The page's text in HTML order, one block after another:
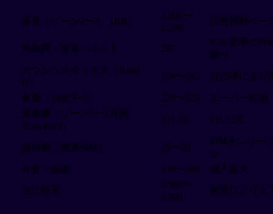
家賃（ゾーン2〜3、1BR）
1,800〜
2,200
広告賃料ベー
光熱費・水道・ネット 287
85㎡基準の
調べ
カウンシルタックス（Band
D）
158〜192 自治体により
食費（自炊中心） 220〜320
スーパー利用
交通費（ゾーン1〜2月間
Travelcard）
171.70 TfL公式
通信費（携帯SIM） 15〜30
SIMオンリー
ン
外食・娯楽
150〜300
個人差大
合計目安
2,800〜
3,500
家賃により上